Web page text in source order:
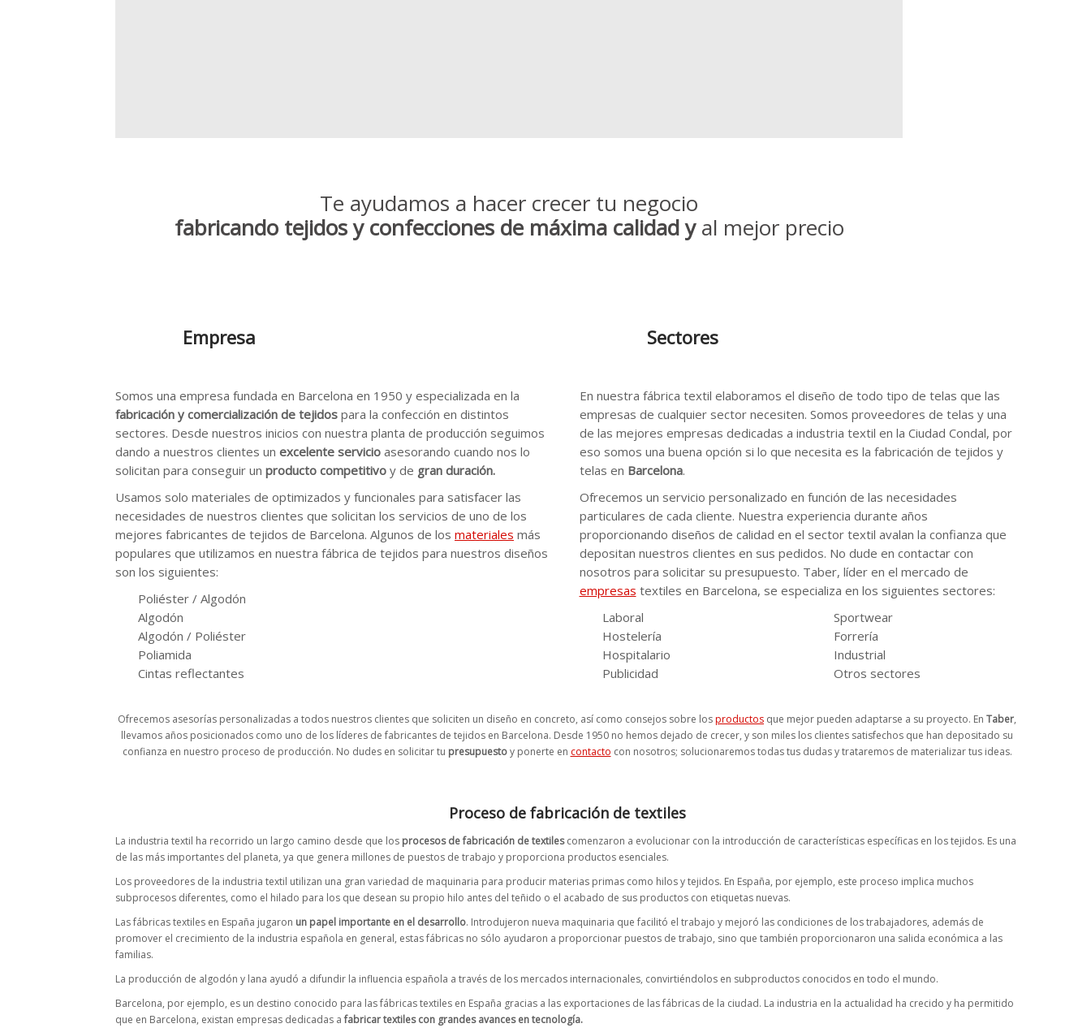
Te ayudamos a hacer crecer tu negocio
fabricando tejidos y confecciones de máxima calidad yal mejor precio
Empresa
Somos una empresa fundada en Barcelona en 1950 y especializada en la
fabricación y comercialización de tejidos para la confección en distintos
sectores. Desde nuestros inicios con nuestra planta de producción seguimos
dando a nuestros clientes un excelente servicio asesorando cuando nos lo
solicitan para conseguir un producto competitivo y de gran duración.
Usamos solo materiales de optimizados y funcionales para satisfacer las
necesidades de nuestros clientes que solicitan los servicios de uno de los
mejores fabricantes de tejidos de Barcelona. Algunos de los materiales más
populares que utilizamos en nuestra fábrica de tejidos para nuestros diseños
son los siguientes:
Poliéster / Algodón
Algodón
Algodón / Poliéster
Poliamida
Cintas reflectantes
Sectores
En nuestra fábrica textil elaboramos el diseño de todo tipo de telas que las
empresas de cualquier sector necesiten. Somos proveedores de telas y una
de las mejores empresas dedicadas a industria textil en la Ciudad Condal, por
eso somos una buena opción si lo que necesita es la fabricación de tejidos y
telas en Barcelona.
Ofrecemos un servicio personalizado en función de las necesidades
particulares de cada cliente. Nuestra experiencia durante años
proporcionando diseños de calidad en el sector textil avalan la confianza que
depositan nuestros clientes en sus pedidos. No dude en contactar con
nosotros para solicitar su presupuesto. Taber, líder en el mercado de
empresas textiles en Barcelona, se especializa en los siguientes sectores:
Laboral
Hostelería
Hospitalario
Publicidad
Sportwear
Forrería
Industrial
Otros sectores
Ofrecemos asesorías personalizadas a todos nuestros clientes que soliciten un diseño en concreto, así como consejos sobre losproductos que mejor pueden adaptarse a su proyecto. En Taber,
llevamos años posicionados como uno de los líderes de fabricantes de tejidos en Barcelona. Desde 1950 no hemos dejado de crecer, y son miles los clientes satisfechos que han depositado su
confianza en nuestro proceso de producción. No dudes en solicitar tu presupuestoy ponerte en contacto con nosotros; solucionaremos todas tus dudas y trataremos de materializar tus ideas.
Proceso de fabricación de textiles
La industria textil ha recorrido un largo camino desde que los procesos de fabricación de textilescomenzaron a evolucionar con la introducción de características específicas en los tejidos. Es una
de las más importantes del planeta, ya que genera millones de puestos de trabajo y proporciona productos esenciales.
Los proveedores de la industria textil utilizan una gran variedad de maquinaria para producir materias primas como hilos y tejidos. En España, por ejemplo, este proceso implica muchos
subprocesos diferentes, como el hilado para los que desean su propio hilo antes del teñido o el acabado de sus productos con etiquetas nuevas.
Las fábricas textiles en España jugaron un papel importante en el desarrollo. Introdujeron nueva maquinaria que facilitó el trabajo y mejoró las condiciones de los trabajadores, además de
promover el crecimiento de la industria española en general, estas fábricas no sólo ayudaron a proporcionar puestos de trabajo, sino que también proporcionaron una salida económica a las
familias.
La producción de algodón y lana ayudó a difundir la influencia española a través de los mercados internacionales, convirtiéndolos en subproductos conocidos en todo el mundo.
Barcelona, por ejemplo, es un destino conocido para las fábricas textiles en España gracias a las exportaciones de las fábricas de la ciudad. La industria en la actualidad ha crecido y ha permitido
que en Barcelona, existan empresas dedicadas afabricar textiles con grandes avances en tecnología.